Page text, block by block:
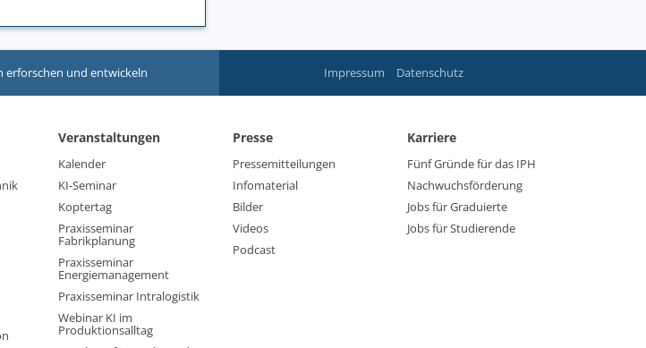
erforschen und entwickeln Impressum Datenschutz
Veranstaltungen
Kalender
KI-Seminar
Koptertag
Praxisseminar
Fabrikplanung
Praxisseminar
Energiemanagement
Praxisseminar Intralogistik
Webinar KI im
Produktionsalltag
Presse
Pressemitteilungen
Infomaterial
Bilder
Videos
Podcast
Karriere
Fünf Gründe für das IPH
Nachwuchsförderung
Jobs für Graduierte
Jobs für Studierende